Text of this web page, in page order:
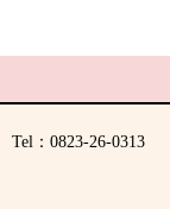
Tel：0823-26-0313